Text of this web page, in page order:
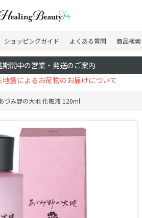
ショッピングガイド よくある質問 商品検索
期間中の営業・発送のご案内
震によるお荷物のお届けについて
づみ野の大地 化粧液 120ml